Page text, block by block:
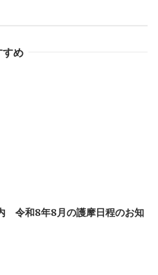
すめ
令和8年8月の護摩日程のお知